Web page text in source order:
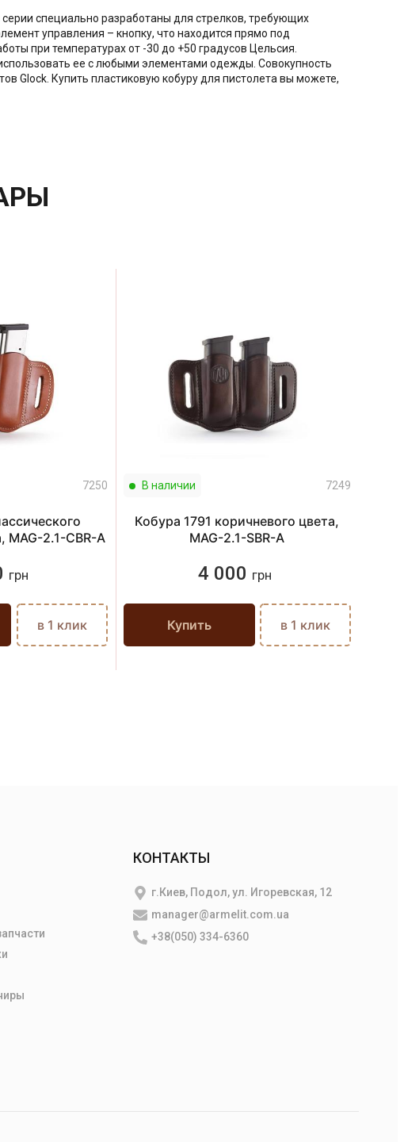
специально разработаны для стрелков, требующих
управления – кнопку, что находится прямо под
при температурах от -30 до +50 градусов Цельсия.
ее с любыми элементами одежды. Совокупность
Glock. Купить пластиковую кобуру для пистолета вы можете,
7250
MAG-2.1-CBR-A
грн
в 1 клик
В наличии 7249
Кобура 1791 коричневого цвета,
MAG-2.1-SBR-A
4 000 грн
Купить в 1 клик
КОНТАКТЫ
г.Киев, Подол, ул. Игоревская, 12
manager@armelit.com.ua
+38(050) 334-6360